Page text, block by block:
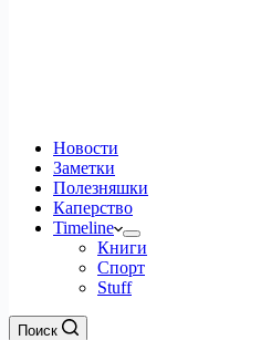
Новости
Заметки
Полезняшки
Каперство
Timeline
Книги
Спорт
Stuff
Поиск